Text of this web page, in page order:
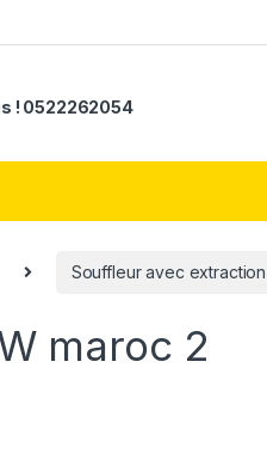
! 0522262054
Souffleur avec
maroc 2